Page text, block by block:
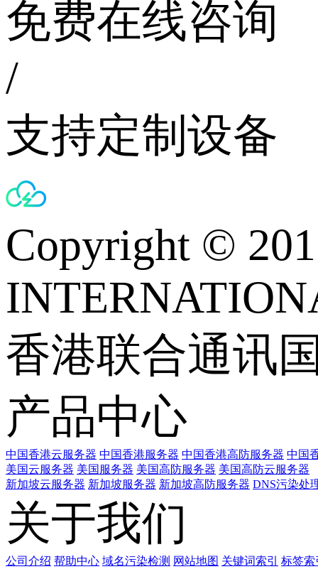
免费在线咨询
/
支持定制设备
Copyright ©
香港联合通讯
产品中心
中国香港云服务器 中国香港服务器 中国香港高防服务器 中国
美国云服务器 美国服务器 美国高防服务器 美国高防云服务器
新加坡云服务器 新加坡服务器 新加坡高防服务器 DNS污染处
关于我们
公司介绍 帮助中心 域名污染检测 网站地图 关键词索引 标签索